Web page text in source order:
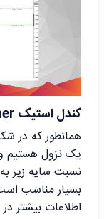
کندل استیک Hammer
همانطور که
یک نزول هستیم
نسبت سایه زیر
بسیار مناسب
اطلاعات بیشتر